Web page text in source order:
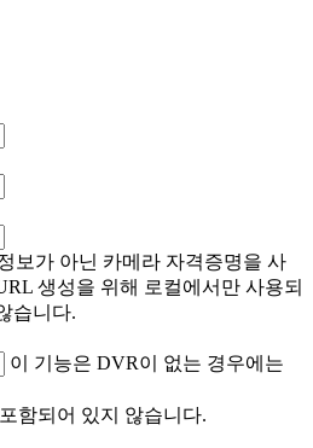
보가 아닌 카메라 자격증명을 사
생성을 위해 로컬에서만 사용되
습니다.
이 기능은 DVR이 없는 경우에는
함되어 있지 않습니다.